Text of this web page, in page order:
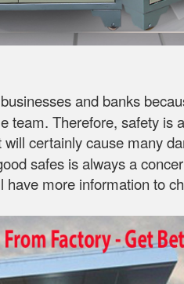
and banks
team. Therefore, safety is
certainly cause many
safes is always a
more information to